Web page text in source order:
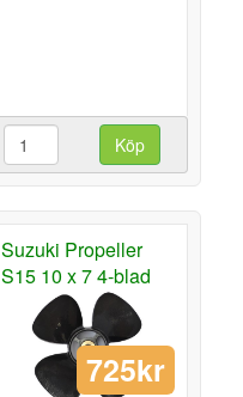
Köp
Suzuki Propeller
S15 10 x 7 4-blad
725kr